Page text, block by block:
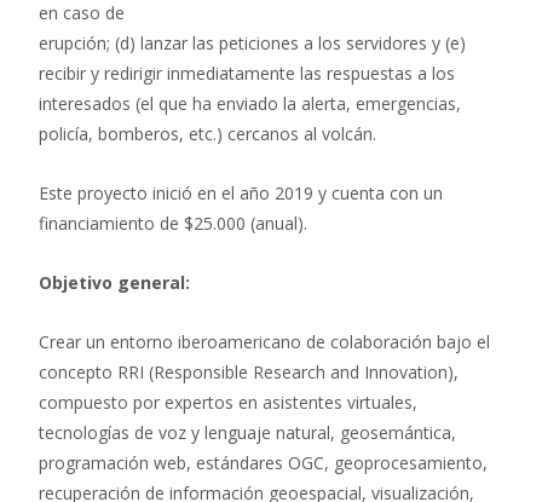
en caso de
erupción; (d) lanzar las peticiones a los servidores y (e)
recibir y redirigir inmediatamente las respuestas a los
interesados (el que ha enviado la alerta, emergencias,
policía, bomberos, etc.) cercanos al volcán.
Este proyecto inició en el año 2019 y cuenta con un
financiamiento de $25.000 (anual).
Objetivo general:
Crear un entorno iberoamericano de colaboración bajo el
concepto RRI (Responsible Research and Innovation),
compuesto por expertos en asistentes virtuales,
tecnologías de voz y lenguaje natural, geosemántica,
programación web, estándares OGC, geoprocesamiento,
recuperación de información geoespacial, visualización,